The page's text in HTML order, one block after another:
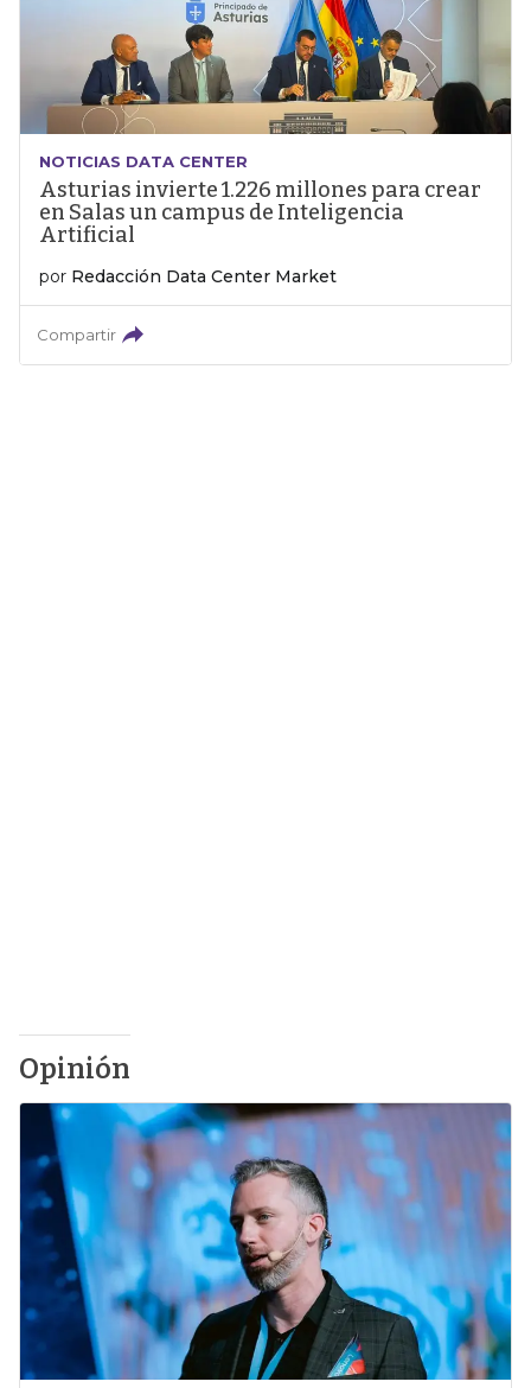
NOTICIAS DATA CENTER
Asturias invierte 1.226 millones para crear
en Salas un campus de Inteligencia
Artificial
por Redacción Data Center Market
Compartir
Opinión